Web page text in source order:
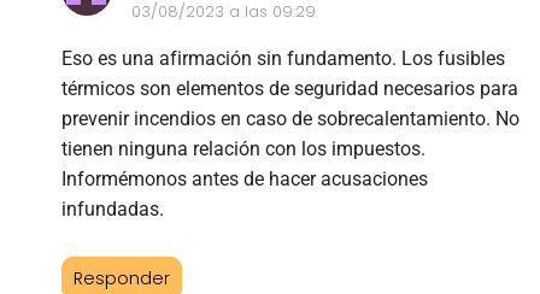
03/08/2023 a las 09:29
Eso es una afirmación sin fundamento. Los fusibles
térmicos son elementos de seguridad necesarios para
prevenir incendios en caso de sobrecalentamiento. No
tienen ninguna relación con los impuestos.
Informémonos antes de hacer acusaciones
infundadas.
Responder